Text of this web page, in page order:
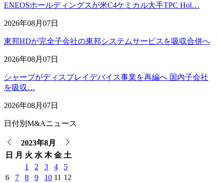
ENEOSホールディングスが米C4ケミカル大手TPC Hol…
2026年08月07日
東邦HDが完全子会社の東邦システムサービスを吸収合併へ
2026年08月07日
シャープがディスプレイデバイス事業を再編へ 国内子会社
を吸収…
2026年08月07日
日付別M&Aニュース
2023年8月
日
月 火 水 木 金 土
1
2 3 4
5
6
7 8 9 10 11 12